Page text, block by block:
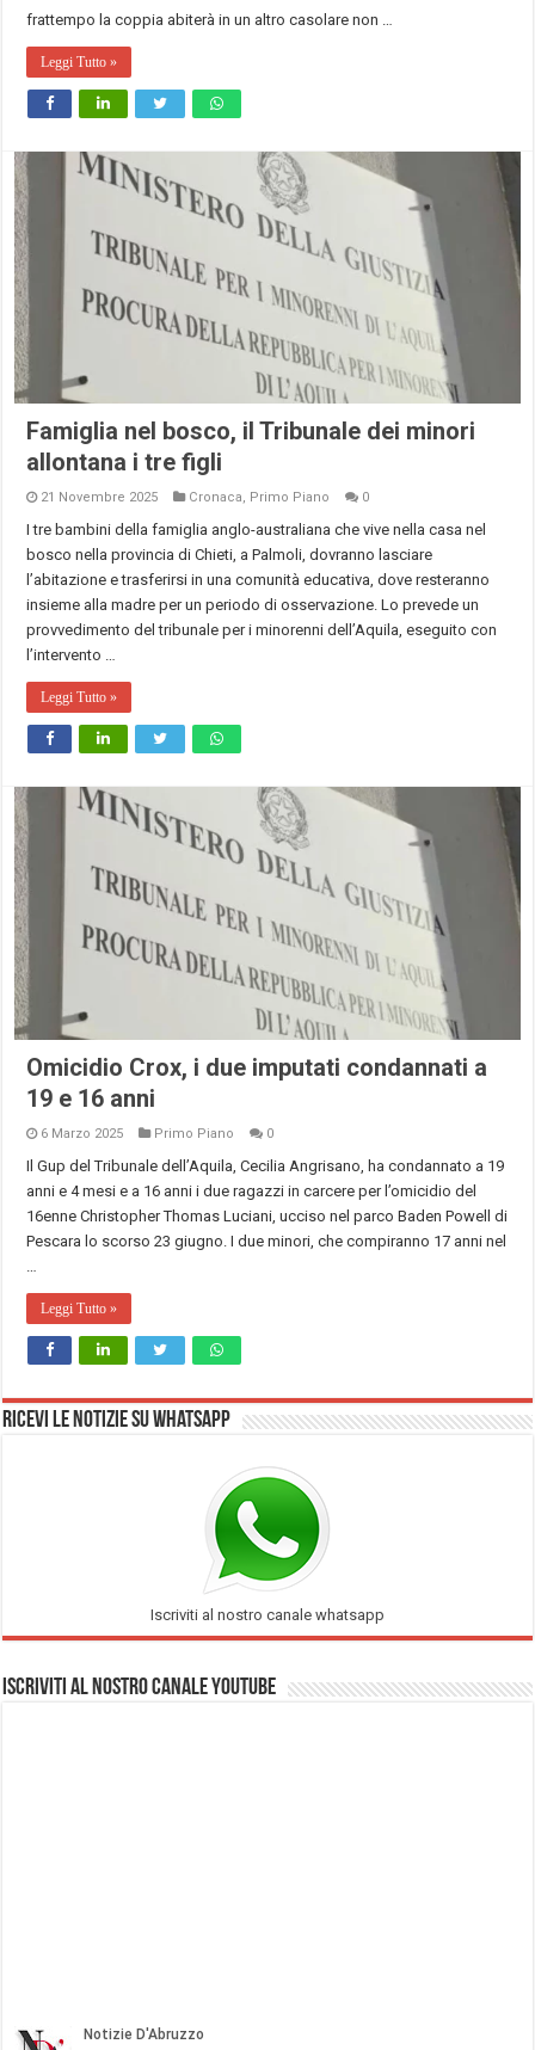
frattempo la coppia abiterà in un altro casolare non …
Leggi Tutto »
Famiglia nel bosco, il Tribunale dei minori
allontana i tre figli
21 Novembre 2025 Cronaca, Primo Piano 0
I tre bambini della famiglia anglo-australiana che vive nella casa nel
bosco nella provincia di Chieti, a Palmoli, dovranno lasciare
l’abitazione e trasferirsi in una comunità educativa, dove resteranno
insieme alla madre per un periodo di osservazione. Lo prevede un
provvedimento del tribunale per i minorenni dell’Aquila, eseguito con
l’intervento …
Leggi Tutto »
Omicidio Crox, i due imputati condannati a
19 e 16 anni
6 Marzo 2025 Primo Piano 0
Il Gup del Tribunale dell’Aquila, Cecilia Angrisano, ha condannato a 19
anni e 4 mesi e a 16 anni i due ragazzi in carcere per l’omicidio del
16enne Christopher Thomas Luciani, ucciso nel parco Baden Powell di
Pescara lo scorso 23 giugno. I due minori, che compiranno 17 anni nel
…
Leggi Tutto »
Ricevi le notizie su Whatsapp
Iscriviti al nostro canale whatsapp
Iscriviti al nostro Canale Youtube